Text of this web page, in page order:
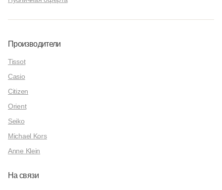
Производители
Tissot
Casio
Citizen
Orient
Seiko
Michael Kors
Anne Klein
На связи